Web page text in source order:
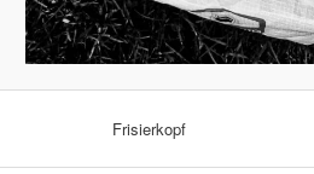
Frisierkopf